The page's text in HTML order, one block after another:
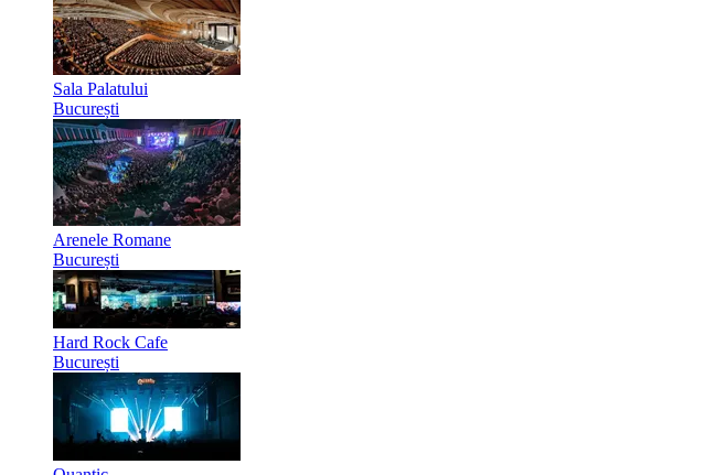
Sala Palatului
București
Arenele Romane
București
Hard Rock Cafe
București